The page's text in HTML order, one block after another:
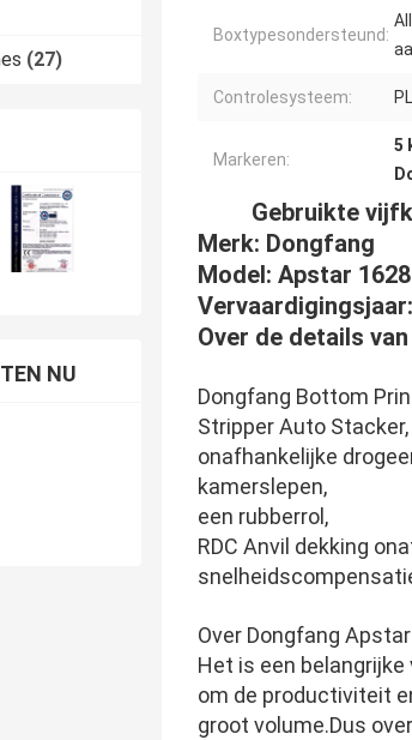
(27)
NU
Boxtypesondersteund:
Controlesysteem:
Markeren:
5
Gebruikte
Merk: Dongfang
Model: Apstar
Over de details
Dongfang Bottom
Stripper Auto Stacker,
onafhankelijke
kamerslepen,
een rubberrol,
RDC Anvil dekking
Over Dongfang
Het is een
om de productiviteit
groot volume.Dus